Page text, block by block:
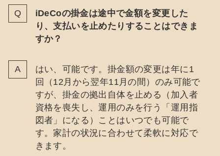
iDeCoの掛金は途中で金額を変更した
り、支払いを止めたりすることはできま
すか？
はい、可能です。掛金額の変更は年に1
回（12月から翌年11月の間）のみ可能で
すが、掛金の拠出自体を止める（加入者
資格を喪失し、運用のみを行う「運用指
図者」になる）ことはいつでも可能で
す。家計の状況に合わせて柔軟に対応で
きます。